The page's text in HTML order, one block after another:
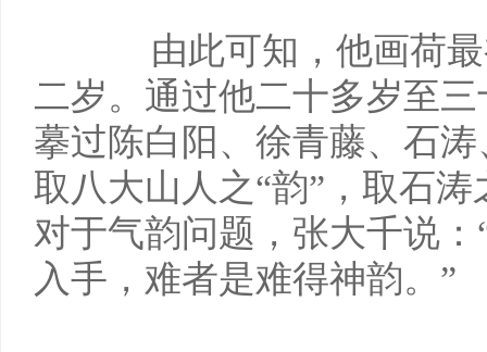
由此可知，他画荷
二岁。通过他二十多岁至
摹过陈白阳、徐青藤、石
取八大山人之“韵”，取石
对于气韵问题，张大千说
入手，难者是难得神韵。”